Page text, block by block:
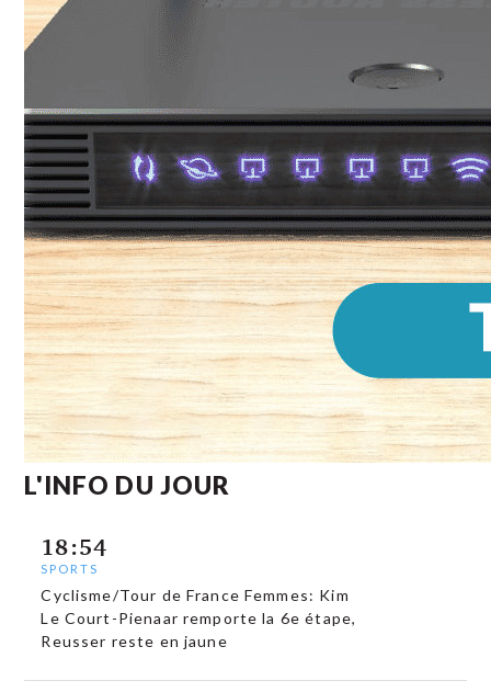
L'INFO DU JOUR
18:54
SPORTS
Cyclisme/Tour de France Femmes: Kim
Le Court-Pienaar remporte la 6e étape,
Reusser reste en jaune